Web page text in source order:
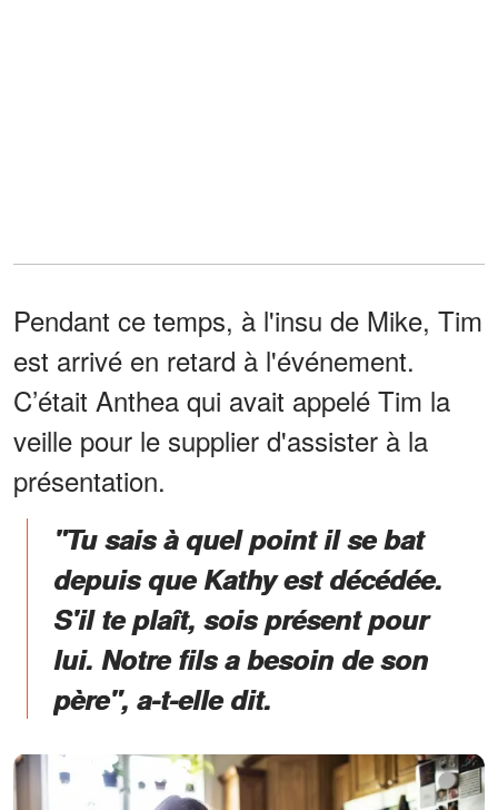
Pendant ce temps, à l'insu de Mike, Tim
est arrivé en retard à l'événement.
C’était Anthea qui avait appelé Tim la
veille pour le supplier d'assister à la
présentation.
"Tu sais à quel point il se bat
depuis que Kathy est décédée.
S'il te plaît, sois présent pour
lui. Notre fils a besoin de son
père", a-t-elle dit.